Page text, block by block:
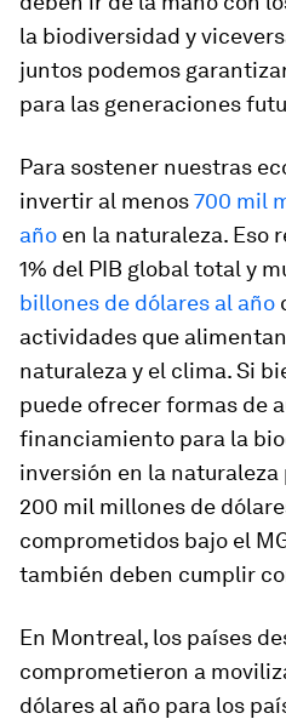
la biodiversidad y
juntos podemos
para las generaciones
Para sostener nuestras
invertir al menos700 mil
año en la naturaleza. Eso
1% del PIB global total y
billones de dólares al año
actividades que
naturaleza y el clima. Si
puede ofrecer formas de
financiamiento para la
inversión en la
200 mil millones de
comprometidos bajo el
también deben cumplir
En Montreal, los países
comprometieron a
dólares al año para los